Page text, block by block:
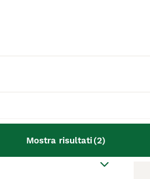
Mostra risultati(2)
un cucciolo di